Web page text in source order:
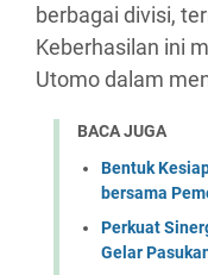
berbagai divisi,
Keberhasilan ini
Utomo dalam
BACA JUGA
Bentuk
bersama
Perkuat
Gelar